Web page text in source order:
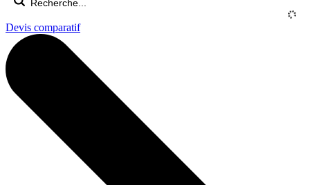
Devis comparatif